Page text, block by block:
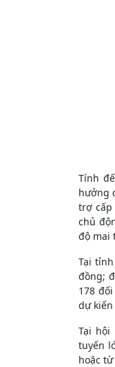
Tính
hưởng
trợ cấp
chủ
độ mai
Tại
đồng;
178
dự
Tại hội
tuyến
hoặc